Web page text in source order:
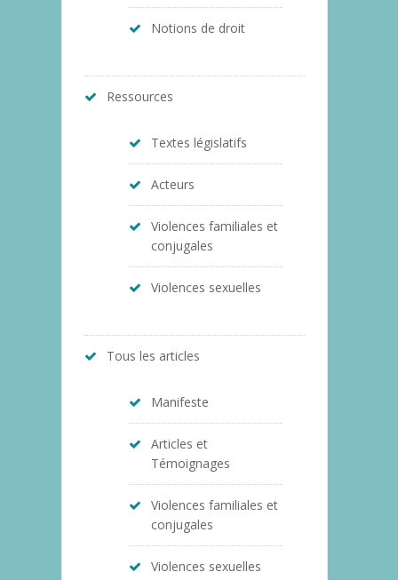
Notions de droit
Ressources
Textes législatifs
Acteurs
Violences familiales et
conjugales
Violences sexuelles
Tous les articles
Manifeste
Articles et
Témoignages
Violences familiales et
conjugales
Violences sexuelles